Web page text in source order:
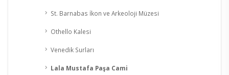
St. Barnabas İkon ve Arkeoloji Müzesi
Othello Kalesi
Venedik Surları
Lala Mustafa Paşa Cami